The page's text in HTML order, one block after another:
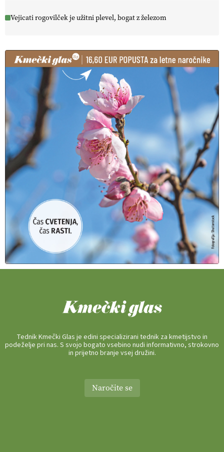
Vejicati rogovilček je užitni plevel, bogat z železom
Tednik Kmečki Glas je edini specializirani tednik za kmetijstvo in
podeželje pri nas. S svojo bogato vsebino nudi informativno, strokovno
in prijetno branje vsej družini.
Naročite se